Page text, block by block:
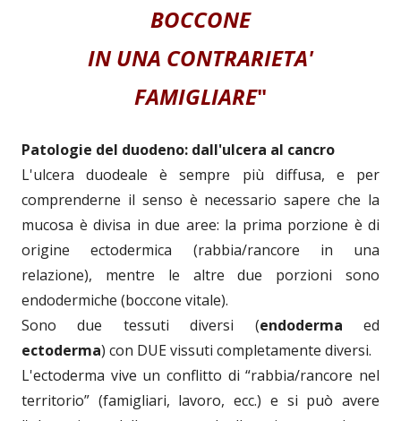
BOCCONE
IN UNA CONTRARIETA'
FAMIGLIARE"
Patologie del duodeno: dall'ulcera al cancro
L'ulcera duodeale è sempre più diffusa, e per
comprenderne il senso è necessario sapere che la
mucosa è divisa in due aree: la prima porzione è di
origine ectodermica (rabbia/rancore in una
relazione), mentre le altre due porzioni sono
endodermiche (boccone vitale).
Sono due tessuti diversi (endoderma ed
ectoderma) con DUE vissuti completamente diversi.
L'ectoderma vive un conflitto di “rabbia/rancore nel
territorio” (famigliari, lavoro, ecc.) e si può avere